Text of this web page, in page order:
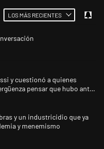
LOS MÁS RECIENTES
más comentarios en los últimos
despidió a Jorge Messi y
y cuestionó a quienes
pensar que hubo anti-
histórico de quiebras y
y un industricidio que ya
y menemismo